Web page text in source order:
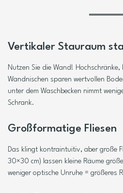
Vertikaler Stauraum
Nutzen Sie die Wand! Hochschränke,
Wandnischen sparen wertvollen
unter dem Waschbecken nimmt
Schrank.
Großformatige Fliesen
Das klingt kontraintuitiv, aber große
30×30 cm) lassen kleine Räume
weniger optische Unruhe = größeres